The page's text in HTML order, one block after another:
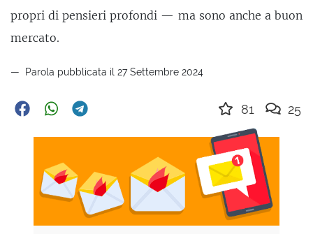
propri di pensieri profondi — ma sono anche a buon
mercato.
Parola pubblicata il 27 Settembre 2024
81 25